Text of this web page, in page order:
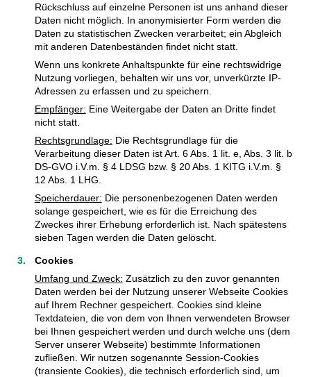
Rückschluss auf einzelne Personen ist uns anhand dieser
Daten nicht möglich. In anonymisierter Form werden die
Daten zu statistischen Zwecken verarbeitet; ein Abgleich
mit anderen Datenbeständen findet nicht statt.
Wenn uns konkrete Anhaltspunkte für eine rechtswidrige
Nutzung vorliegen, behalten wir uns vor, unverkürzte IP-
Adressen zu erfassen und zu speichern.
Empfänger: Eine Weitergabe der Daten an Dritte findet
nicht statt.
Rechtsgrundlage: Die Rechtsgrundlage für die
Verarbeitung dieser Daten ist Art. 6 Abs. 1 lit. e, Abs. 3 lit. b
DS-GVO i.V.m. § 4 LDSG bzw. § 20 Abs. 1 KITG i.V.m. §
12 Abs. 1 LHG.
Speicherdauer: Die personenbezogenen Daten werden
solange gespeichert, wie es für die Erreichung des
Zweckes ihrer Erhebung erforderlich ist. Nach spätestens
sieben Tagen werden die Daten gelöscht.
Cookies
Umfang und Zweck: Zusätzlich zu den zuvor genannten
Daten werden bei der Nutzung unserer Webseite Cookies
auf Ihrem Rechner gespeichert. Cookies sind kleine
Textdateien, die von dem von Ihnen verwendeten Browser
bei Ihnen gespeichert werden und durch welche uns (dem
Server unserer Webseite) bestimmte Informationen
zufließen. Wir nutzen sogenannte Session-Cookies
(transiente Cookies), die technisch erforderlich sind, um